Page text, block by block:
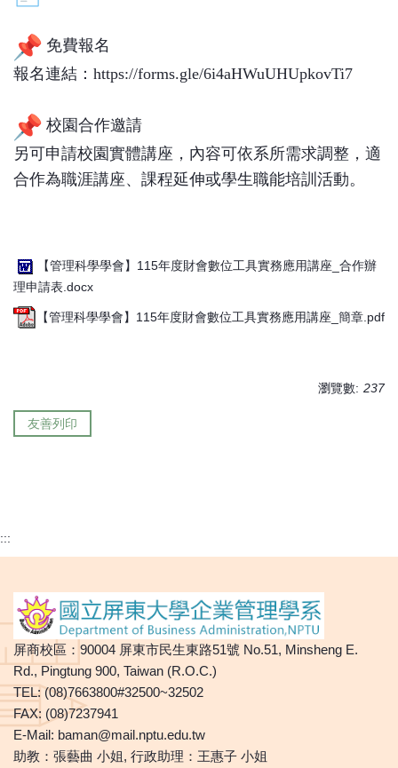
免費報名
報名連結： https://forms.gle/6i4aHWuUHUpkovTi7
校園合作邀請
另可申請校園實體講座，內容可依系所需求調整，適
合作為職涯講座、課程延伸或學生職能培訓活動。
【管理科學學會】115年度財會數位工具實務應用講座_合作辦
理申請表.docx
【管理科學學會】115年度財會數位工具實務應用講座_簡章.pdf
瀏覽數: 237
友善列印
:::
屏商校區：90004 屏東市民生東路51號 No.51, Minsheng E.
Rd., Pingtung 900, Taiwan (R.O.C.)
TEL: (08)7663800#32500~32502
FAX: (08)7237941
E-Mail: baman@mail.nptu.edu.tw
助教：張藝曲 小姐, 行政助理：王惠子 小姐